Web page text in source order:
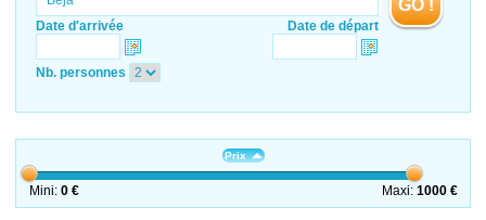
Date d'arrivée Date de départ
GO !
Nb. personnes
Prix
Mini: 0 € Maxi: 1000 €